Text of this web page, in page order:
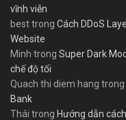
vĩnh viễn
besttrong Cách DDoS
Website
Minh trong Super Dark
chế độ tối
Quach thi diem hang trong
Bank
Thái trong Hướng dẫn